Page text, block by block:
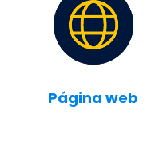
Página web